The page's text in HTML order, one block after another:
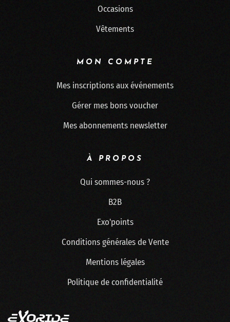
Occasions
Vêtements
MON COMPTE
Mes inscriptions aux événements
Gérer mes bons voucher
Mes abonnements newsletter
À PROPOS
Qui sommes-nous ?
B2B
Exo'points
Conditions générales de Vente
Mentions légales
Politique de confidentialité